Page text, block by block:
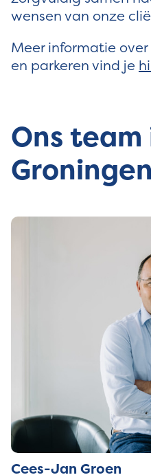
wensen van onze
Meer informatie
en parkeren vind je
Ons team
Groningen
Cees-Jan Groen